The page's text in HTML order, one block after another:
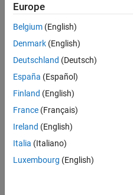
input is
negative
number,
generate
error.
Otherwise,
return
number.
Europe
Belgium (English)
Denmark (English)
Deutschland (Deutsch)
España (Español)
Finland (English)
France (Français)
Ireland (English)
Italia (Italiano)
Luxembourg (English)